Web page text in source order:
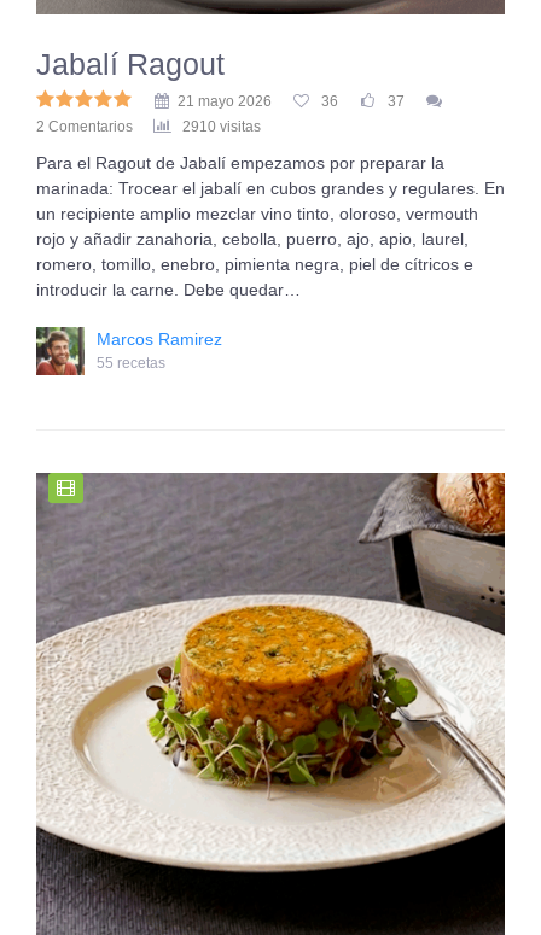
Jabalí Ragout
21 mayo 2026 36
37
2 Comentarios
2910 visitas
Para el Ragout de Jabalí empezamos por preparar la
marinada: Trocear el jabalí en cubos grandes y regulares. En
un recipiente amplio mezclar vino tinto, oloroso, vermouth
rojo y añadir zanahoria, cebolla, puerro, ajo, apio, laurel,
romero, tomillo, enebro, pimienta negra, piel de cítricos e
introducir la carne. Debe quedar…
Marcos Ramirez
55 recetas